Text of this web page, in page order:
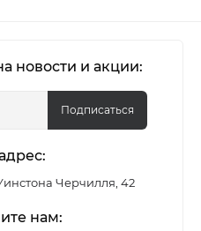
новости и акции:
Подписаться
Черчилля, 42
нам: